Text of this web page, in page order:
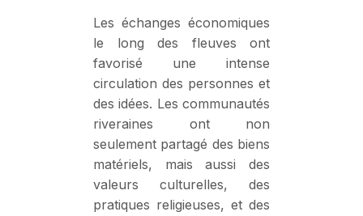
Les échanges économiques
le long des fleuves ont
favorisé une intense
circulation des personnes et
des idées. Les communautés
riveraines ont non
seulement partagé des biens
matériels, mais aussi des
valeurs culturelles, des
pratiques religieuses, et des